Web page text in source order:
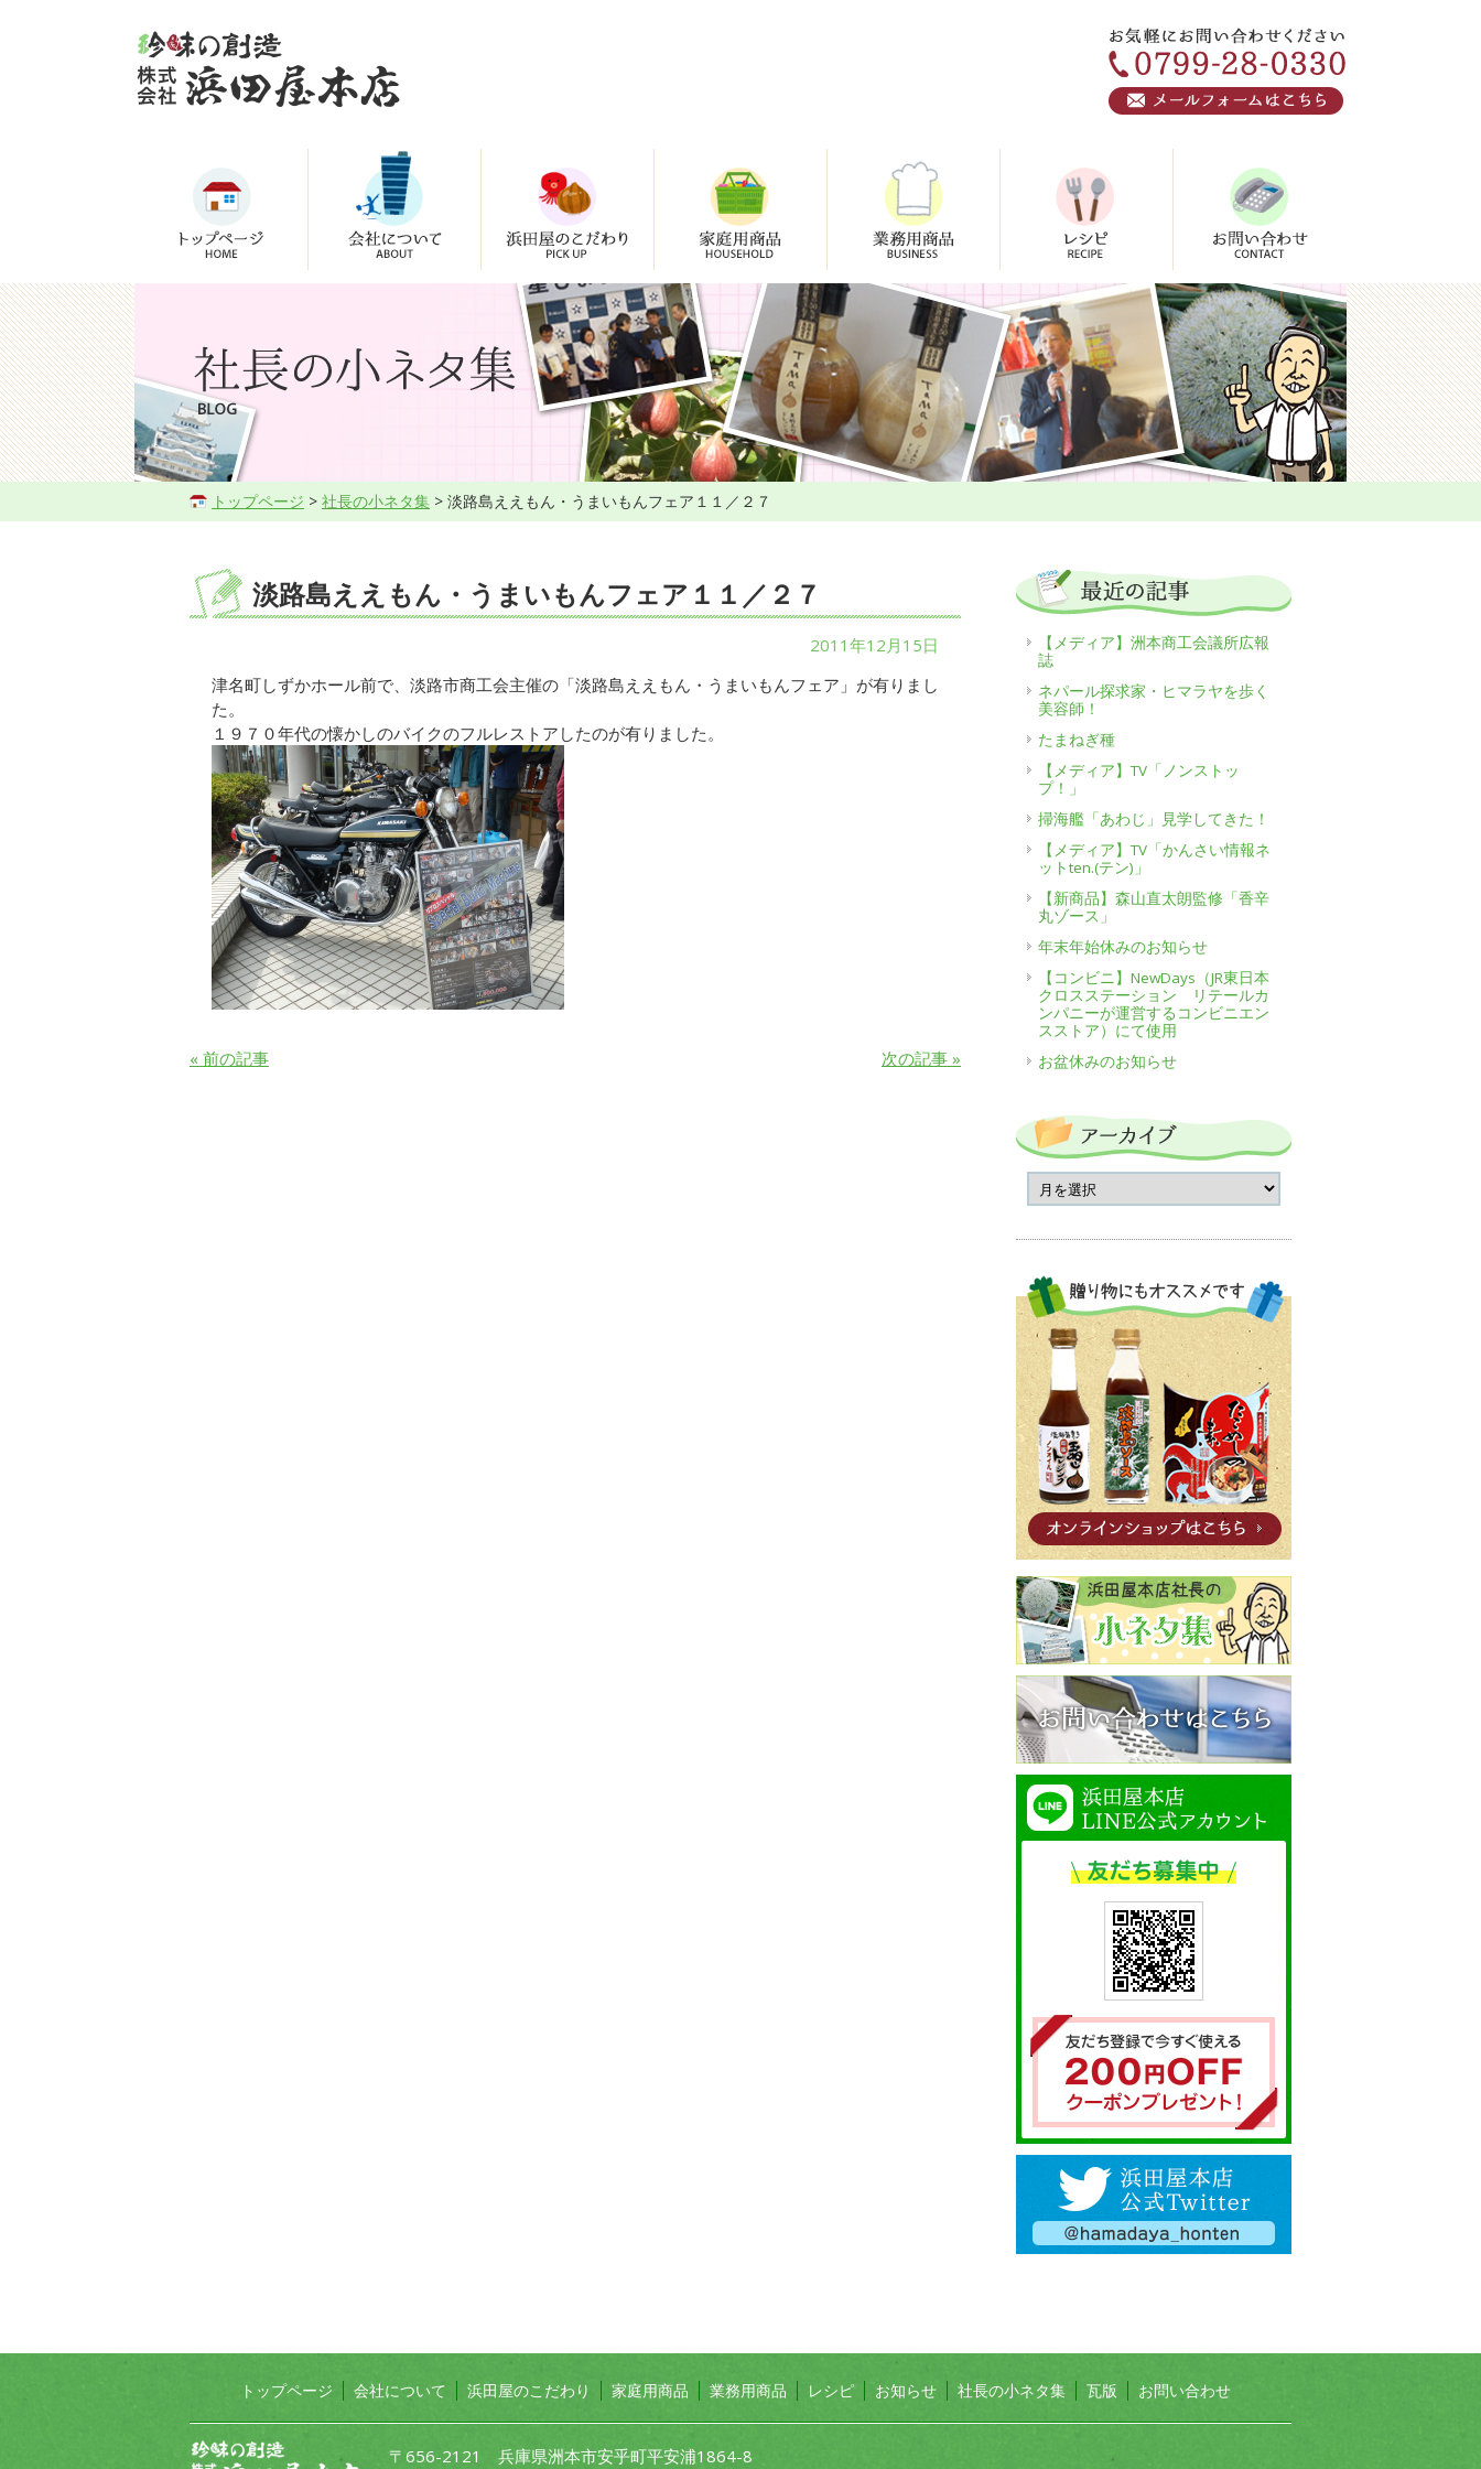
トップページ > 社長の小ネタ集 > 淡路島ええもん・うまいもんフェア１１／２７
淡路島ええもん・うまいもんフェア１１／２７
2011年12月15日
津名町しずかホール前で、淡路市商工会主催の「淡路島ええもん・うまいもんフェア」が有りまし
た。
１９７０年代の懐かしのバイクのフルレストアしたのが有りました。
« 前の記事 次の記事 »
【メディア】洲本商工会議所広報
誌
ネパール探求家・ヒマラヤを歩く
美容師！
たまねぎ種
【メディア】TV「ノンストッ
プ！」
掃海艦「あわじ」見学してきた！
【メディア】TV「かんさい情報ネ
ットten.(テン)」
【新商品】森山直太朗監修「香辛
丸ゾース」
年末年始休みのお知らせ
【コンビニ】NewDays（JR東日本
クロスステーション リテールカ
ンパニーが運営するコンビニエン
スストア）にて使用
お盆休みのお知らせ
トップページ 会社について 浜田屋のこだわり 家庭用商品 業務用商品 レシピ お知らせ 社長の小ネタ集 瓦版 お問い合わせ
〒656-2121 兵庫県洲本市安乎町平安浦1864-8